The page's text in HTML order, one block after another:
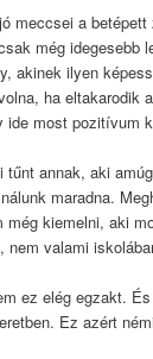
meccsei a
még idegesebb
akinek ilyen
ha eltakarodik
ide most pozitívum
tűnt annak, aki
maradna.
még kiemelni, aki
nem valami
ez elég egzakt.
Ez azért